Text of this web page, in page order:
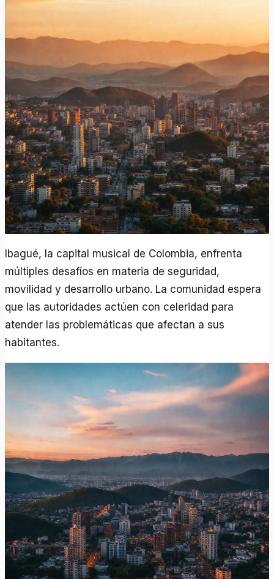
Ibagué, la capital musical de Colombia, enfrenta
múltiples desafíos en materia de seguridad,
movilidad y desarrollo urbano. La comunidad espera
que las autoridades actúen con celeridad para
atender las problemáticas que afectan a sus
habitantes.